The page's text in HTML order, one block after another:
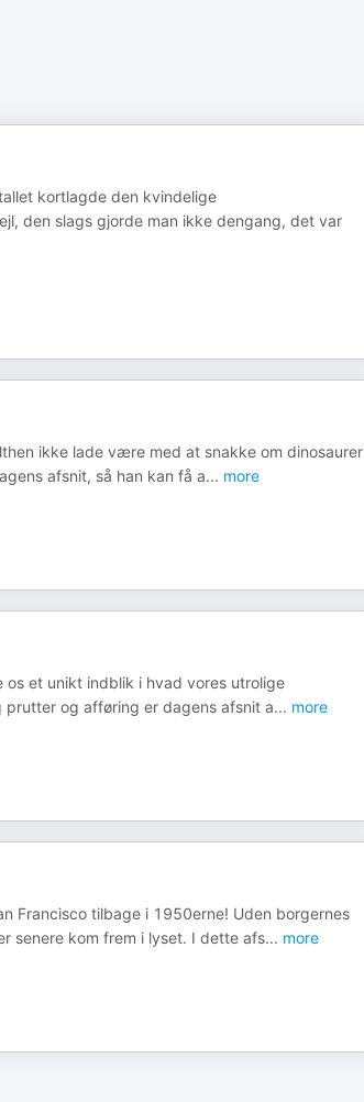
kortlagde den kvindelige
den slags gjorde man ikke dengang, det var
ikke lade være med at snakke om dinosaurer
afsnit, så han kan få a... more
et unikt indblik i hvad vores utrolige
og afføring er dagens afsnit a... more
Francisco tilbage i 1950erne! Uden borgernes
senere kom frem i lyset. I dette afs... more